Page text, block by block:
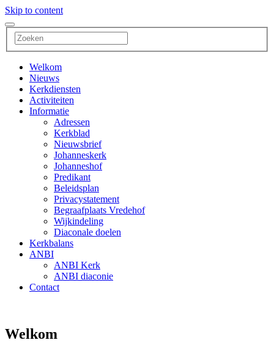
Skip to content
Search
for:
Welkom
Nieuws
Kerkdiensten
Activiteiten
Informatie
Adressen
Kerkblad
Nieuwsbrief
Johanneskerk
Johanneshof
Predikant
Beleidsplan
Privacystatement
Begraafplaats Vredehof
Wijkindeling
Diaconale doelen
Kerkbalans
ANBI
ANBI Kerk
ANBI diaconie
Contact
PKN Lichtenvoorde
Welkom